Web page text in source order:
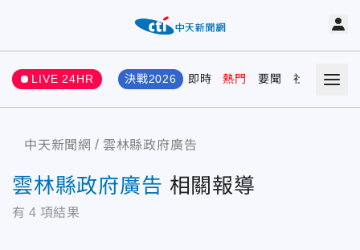
LIVE 24HR 決戰2026 即時 熱門 要聞 社會 娛樂
中天新聞網 雲林縣政府廣告
雲林縣政府廣告 相關報導
有 4 項結果